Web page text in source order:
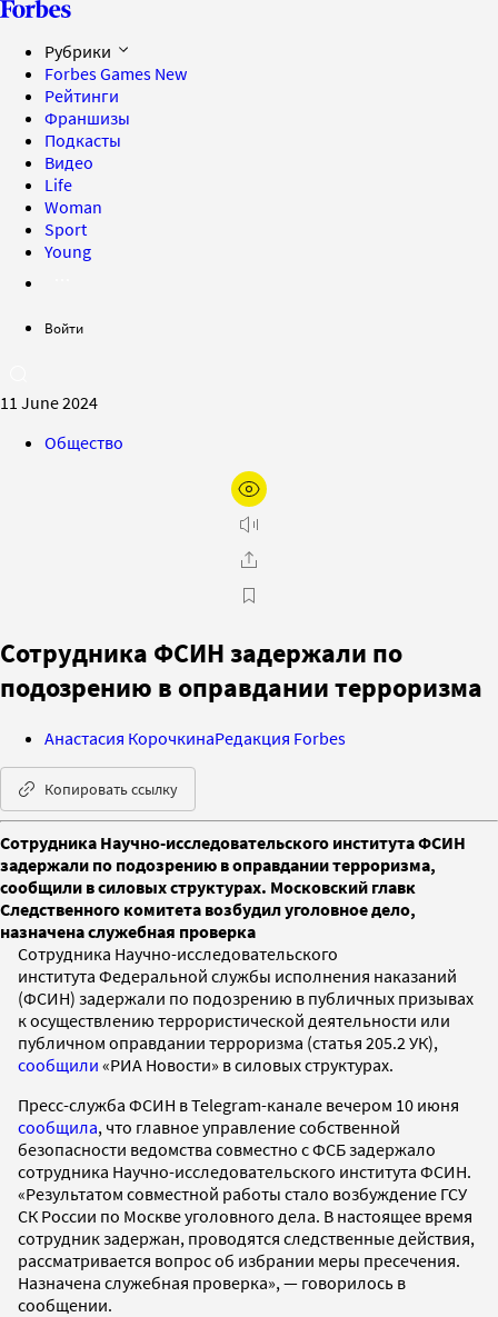
Рубрики
Forbes Games New
Рейтинги
Франшизы
Подкасты
Видео
Life
Woman
Sport
Young
Войти
11 June 2024
Общество
Сотрудника ФСИН задержали по
подозрению в оправдании терроризма
Анастасия КорочкинаРедакция Forbes
Копировать ссылку
Сотрудника Научно-исследовательского института ФСИН
задержали по подозрению в оправдании терроризма,
сообщили в силовых структурах. Московский главк
Следственного комитета возбудил уголовное дело,
назначена служебная проверка
Сотрудника Научно-исследовательского
института Федеральной службы исполнения наказаний
(ФСИН) задержали по подозрению в публичных призывах
к осуществлению террористической деятельности или
публичном оправдании терроризма (статья 205.2 УК),
сообщили «РИА Новости» в силовых структурах.
Пресс-служба ФСИН в Telegram-канале вечером 10 июня
сообщила, что главное управление собственной
безопасности ведомства совместно с ФСБ задержало
сотрудника Научно-исследовательского института ФСИН.
«Результатом совместной работы стало возбуждение ГСУ
СК России по Москве уголовного дела. В настоящее время
сотрудник задержан, проводятся следственные действия,
рассматривается вопрос об избрании меры пресечения.
Назначена служебная проверка», — говорилось в
сообщении.